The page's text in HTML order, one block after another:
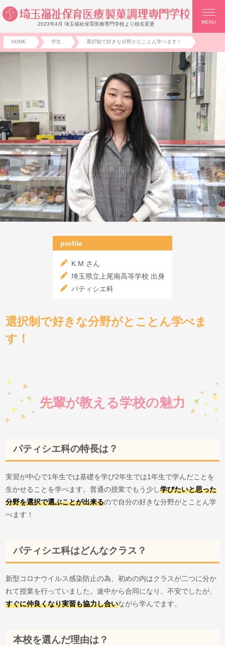
2023年4月 埼玉福祉保育医療専門学校より校名変更 MENU
HOME 学生 選択制で好きな分野がとことん学べます！
profile
K.M さん
埼玉県立上尾南高等学校 出身
パティシエ科
選択制で好きな分野がとことん学べま
す！
先輩が教える学校の魅力
パティシエ科の特長は？
実習が中心で1年生では基礎を学び2年生では1年生で学んだことを
生かせることを学べます。普通の授業でもう少し学びたいと思った
分野を選択で選ぶことが出来るので自分の好きな分野がとことん学
べます！
パティシエ科はどんなクラス？
新型コロナウイルス感染防止の為、初めの内はクラスが二つに分か
れて授業を行っていました。途中から合同になり、不安でしたが、
すぐに仲良くなり実習も協力し合いながら学んでます。
本校を選んだ理由は？